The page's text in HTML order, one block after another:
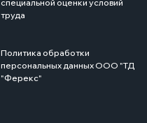
специальной оценки условий
труда
Политика обработки
персональных данных ООО "ТД
"Ферекс"